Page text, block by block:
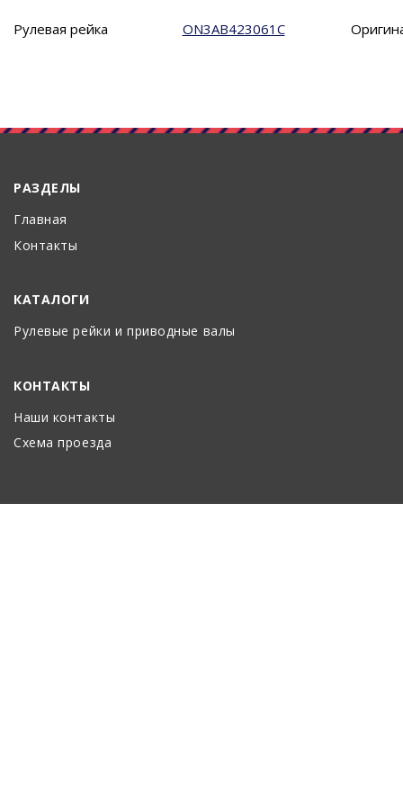
Рулевая рейка ON3AB423061C
РАЗДЕЛЫ
Главная
Контакты
КАТАЛОГИ
Рулевые рейки и приводные валы
КОНТАКТЫ
Наши контакты
Схема проезда